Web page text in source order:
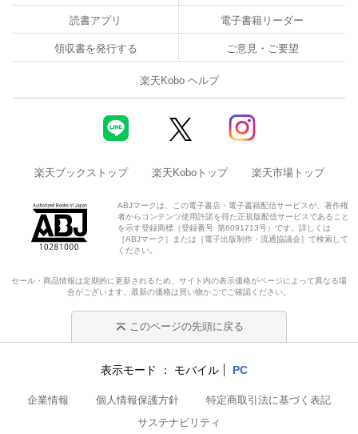
読書アプリ 電子書籍リーダー
領収書を発行する ご意見・ご要望
楽天Kobo ヘルプ
楽天ブックストップ 楽天Koboトップ 楽天市場トップ
ABJマークは、この電子書店・電子書籍配信サービスが、著作権
者からコンテンツ使用許諾を得た正規版配信サービスであること
を示す登録商標（登録番号 第6091713号）です。詳しくは
［ABJマーク］または［電子出版制作・流通協議会］で検索して
ください。
セール・商品情報は定期的に更新されるため、サイト内の表示価格がページによって異なる場
合がございます。最新の価格は買い物かごでご確認ください。
このページの先頭に戻る
表示モード モバイル PC
企業情報 個人情報保護方針
特定商取引法に基づく表記
サステナビリティ